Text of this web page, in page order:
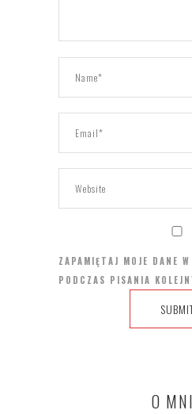
ZAPAMIĘTAJ MOJE DANE
PODCZAS PISANIA
O